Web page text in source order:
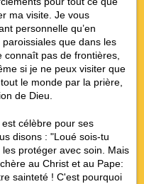
ma visite. Je vous
personnelle qu’en
que dans les
pas de frontières,
si je ne peux visiter que
le monde par la prière,
de Dieu.
célèbre pour ses
disons : "Loué sois-tu
protéger avec soin. Mais
au Christ et au Pape:
sainteté ! C'est pourquoi